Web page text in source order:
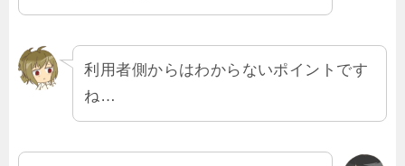
利用者側からはわからないポイントです
ね…